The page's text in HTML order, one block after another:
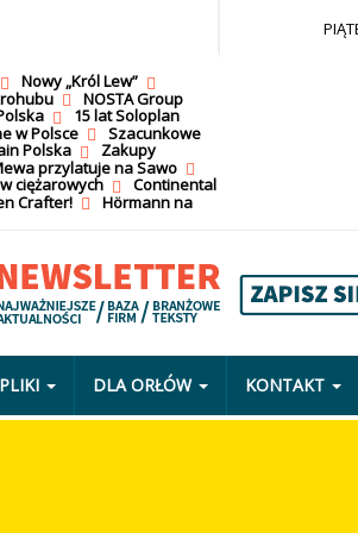
Nowy „Król Lew”
NOSTA Group
15 lat Soloplan
w Polsce
Szacunkowe
Polska
Zakupy
przylatuje na Sawo
ciężarowych
Continental
Crafter!
Hörmann na
PLIKI DLA ORŁÓW KONTAKT